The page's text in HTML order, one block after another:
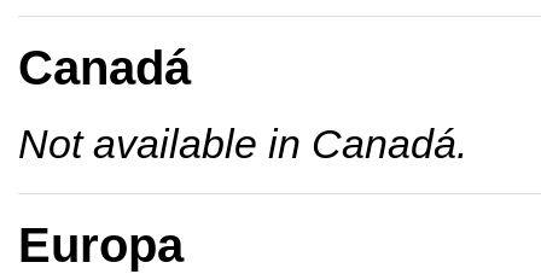
Canadá
Not available in Canadá.
Europa